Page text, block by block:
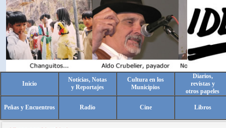
Inicio
Noticias, Notas
y Reportajes
Cultura en los
Municipios
Diarios,
revistas y
otros papeles
Peñas y Encuentros Radio Cine Libros